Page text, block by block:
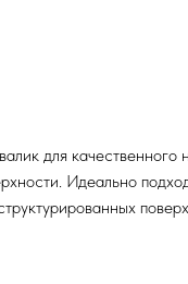
для качественного
Идеально